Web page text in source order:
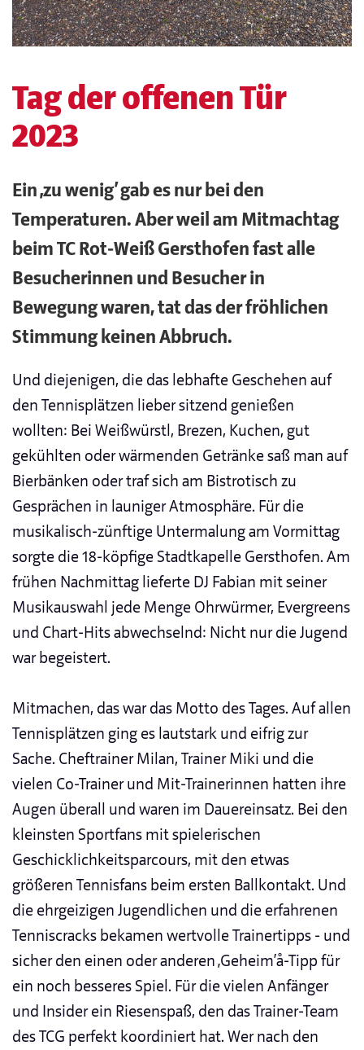
Tag der offenen Tür
2023
Ein ‚zu wenig‘ gab es nur bei den
Temperaturen. Aber weil am Mitmachtag
beim TC Rot-Weiß Gersthofen fast alle
Besucherinnen und Besucher in
Bewegung waren, tat das der fröhlichen
Stimmung keinen Abbruch.
Und diejenigen, die das lebhafte Geschehen auf
den Tennisplätzen lieber sitzend genießen
wollten: Bei Weißwürstl, Brezen, Kuchen, gut
gekühlten oder wärmenden Getränke saß man auf
Bierbänken oder traf sich am Bistrotisch zu
Gesprächen in launiger Atmosphäre. Für die
musikalisch-zünftige Untermalung am Vormittag
sorgte die 18-köpfige Stadtkapelle Gersthofen. Am
frühen Nachmittag lieferte DJ Fabian mit seiner
Musikauswahl jede Menge Ohrwürmer, Evergreens
und Chart-Hits abwechselnd: Nicht nur die Jugend
war begeistert.
Mitmachen, das war das Motto des Tages. Auf allen
Tennisplätzen ging es lautstark und eifrig zur
Sache. Cheftrainer Milan, Trainer Miki und die
vielen Co-Trainer und Mit-Trainerinnen hatten ihre
Augen überall und waren im Dauereinsatz. Bei den
kleinsten Sportfans mit spielerischen
Geschicklichkeitsparcours, mit den etwas
größeren Tennisfans beim ersten Ballkontakt. Und
die ehrgeizigen Jugendlichen und die erfahrenen
Tenniscracks bekamen wertvolle Trainertipps - und
sicher den einen oder anderen ‚Geheim‘å-Tipp für
ein noch besseres Spiel. Für die vielen Anfänger
und Insider ein Riesenspaß, den das Trainer-Team
des TCG perfekt koordiniert hat. Wer nach den